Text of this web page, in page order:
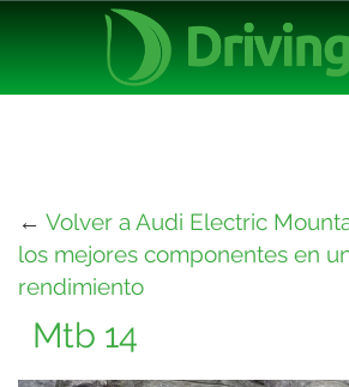
← Volver a Audi Electric
los mejores componentes en
rendimiento
Mtb 14